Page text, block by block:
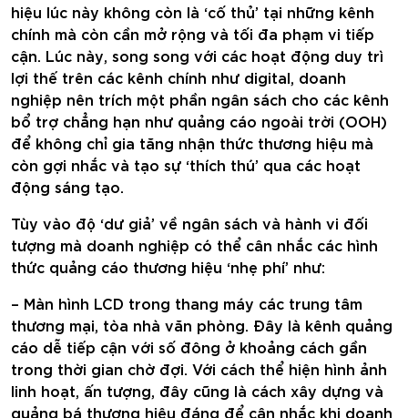
hiệu lúc này không còn là ‘cố thủ’ tại những kênh
chính mà còn cần mở rộng và tối đa phạm vi tiếp
cận. Lúc này, song song với các hoạt động duy trì
lợi thế trên các kênh chính như digital, doanh
nghiệp nên trích một phần ngân sách cho các kênh
bổ trợ chẳng hạn như quảng cáo ngoài trời (OOH)
để không chỉ gia tăng nhận thức thương hiệu mà
còn gợi nhắc và tạo sự ‘thích thú’ qua các hoạt
động sáng tạo.
Tùy vào độ ‘dư giả’ về ngân sách và hành vi đối
tượng mà doanh nghiệp có thể cân nhắc các hình
thức quảng cáo thương hiệu ‘nhẹ phí’ như:
– Màn hình LCD trong thang máy các trung tâm
thương mại, tòa nhà văn phòng. Đây là kênh quảng
cáo dễ tiếp cận với số đông ở khoảng cách gần
trong thời gian chờ đợi. Với cách thể hiện hình ảnh
linh hoạt, ấn tượng, đây cũng là cách xây dựng và
quảng bá thương hiệu đáng để cân nhắc khi doanh